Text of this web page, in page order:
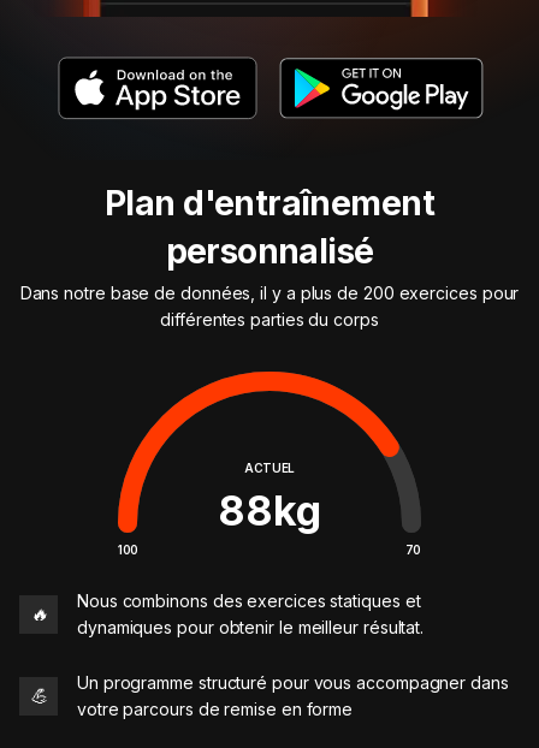
Plan d'entraînement
personnalisé
Dans notre base de données, il y a plus de 200 exercices pour
différentes parties du corps
ACTUEL
88kg
100 70
🔥
Nous combinons des exercices statiques et
dynamiques pour obtenir le meilleur résultat.
💪
Un programme structuré pour vous accompagner dans
votre parcours de remise en forme